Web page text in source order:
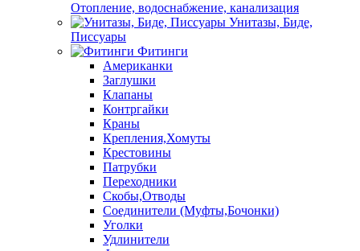
Отопление, водоснабжение, канализация
Унитазы, Биде,
Писсуары
Фитинги
Американки
Заглушки
Клапаны
Контргайки
Краны
Крепления,Хомуты
Крестовины
Патрубки
Переходники
Скобы,Отводы
Соединители (Муфты,Бочонки)
Уголки
Удлинители